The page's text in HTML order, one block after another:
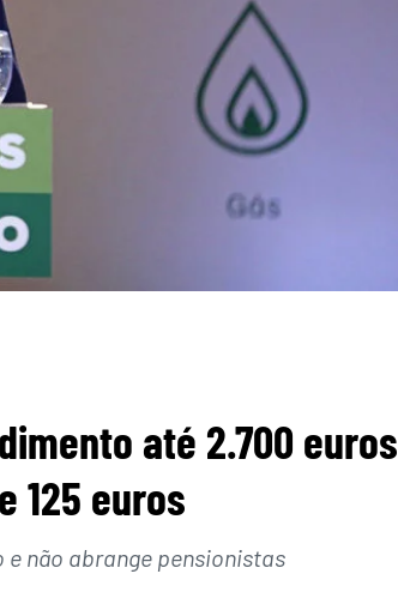
até 2.700 euros
125 euros
não abrange pensionistas